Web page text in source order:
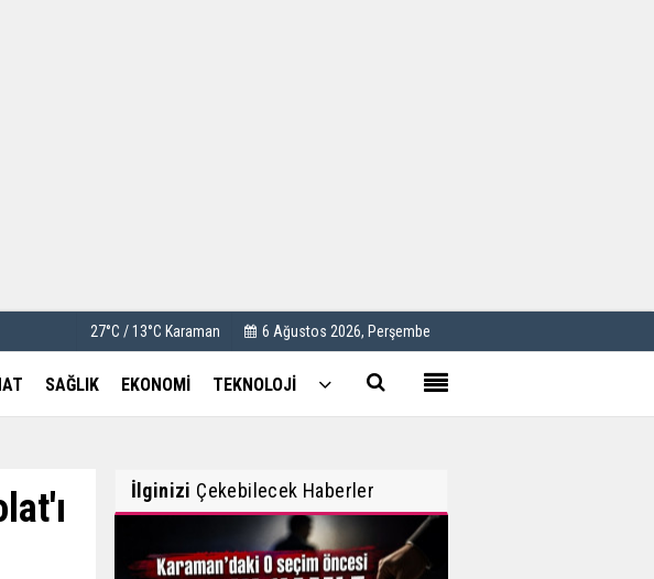
27°C / 13°C Karaman 6 Ağustos 2026, Perşembe
SAĞLIK EKONOMİ TEKNOLOJİ
İlginizi Çekebilecek Haberler